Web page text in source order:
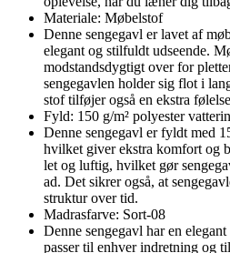
Materiale: Møbelstof
Denne sengegavl er lavet af
elegant og stilfuldt udseende.
modstandsdygtigt over for
sengegavlen holder sig flot i
stof tilføjer også en ekstra
Fyld: 150 g/m² polyester
Denne sengegavl er fyldt med
hvilket giver ekstra komfort og
let og luftig, hvilket gør
ad. Det sikrer også, at
struktur over tid.
Madrasfarve: Sort-08
Denne sengegavl har en
passer til enhver indretning og